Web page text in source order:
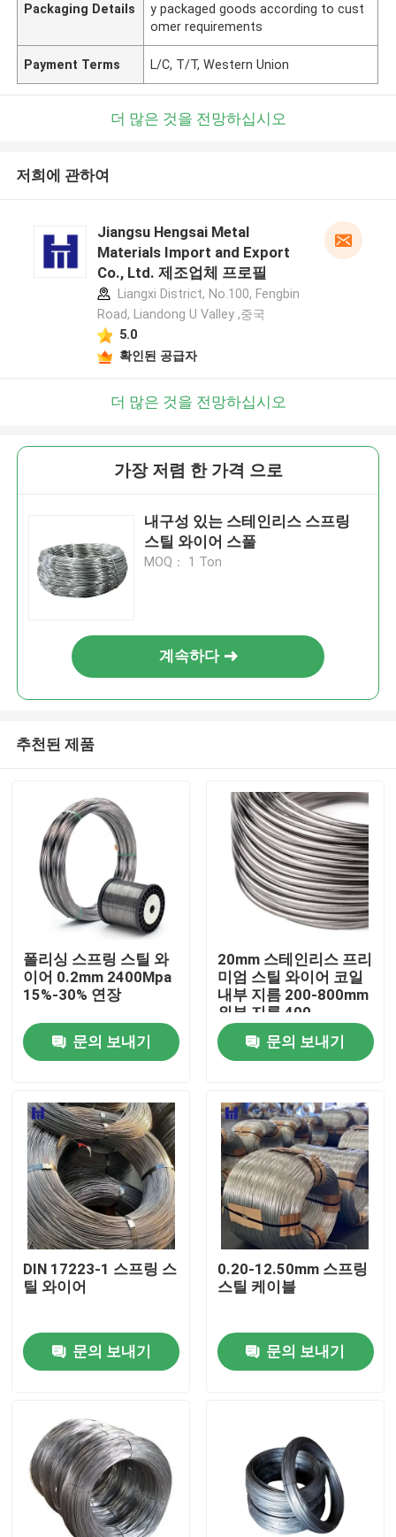
집
화면
우리에 대하여
공장 여행
연락주세요
인용문을 요구하세요
스테인레스 스틸 코일 스트립
304 스테인레스 스틸 코일
Packaging Details
y packaged goods according to cust
omer requirements
Payment Terms L/C, T/T, Western Union
더 많은 것을 전망하십시오
저희에 관하여
Jiangsu Hengsai Metal
Materials Import and Export
Co., Ltd. 제조업체 프로필
Liangxi District, No.100, Fengbin
Road, Liandong U Valley ,중국
5.0
확인된 공급자
더 많은 것을 전망하십시오
가장 저렴 한 가격 으로
내구성 있는 스테인리스 스프링
스틸 와이어 스풀
MOQ： 1 Ton
계속하다
추천된 제품
폴리싱 스프링 스틸 와
이어 0.2mm 2400Mpa
15%-30% 연장
문의 보내기
20mm 스테인리스 프리
미엄 스틸 와이어 코일
내부 지름 200-800mm
외부 지름 400-
1500mm
문의 보내기
DIN 17223-1 스프링 스
틸 와이어
문의 보내기
0.20-12.50mm 스프링
스틸 케이블
문의 보내기